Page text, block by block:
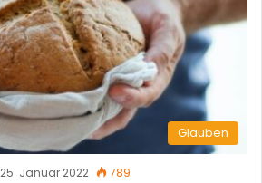
Glauben
25. Januar 2022 789